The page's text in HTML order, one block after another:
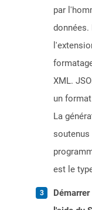
par
XML.
un
La
soutenus
est le